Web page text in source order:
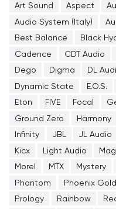
Art Sound
Aspect
Audio System (Italy)
Best Balance
Black
Cadence
CDT Audio
Dego
Digma DL
Dynamic State
E.O.S.
Eton
FIVE Focal
Ground Zero
Harmony
Infinity
JBL JL Audio
Kicx
Light Audio
Morel
MTX Mystery
Phantom
Phoenix Gold
Prology
Rainbow